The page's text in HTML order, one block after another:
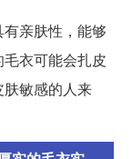
亲肤性，能够
衣可能会扎皮
敏感的人来